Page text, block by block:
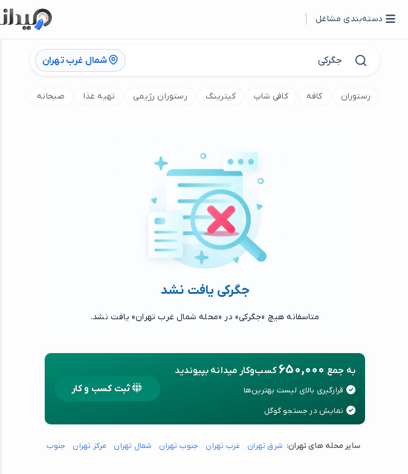
دسته‌بندی مشاغل
شمال غرب تهران
رستوران کافه کافی شاپ کیترینگ رستوران رژیمی تهیه غذا صبحانه
جگرکی یافت نشد
متاسفانه هیچ «جگرکی» در «محله شمال غرب تهران» یافت نشد.
به جمع 650,000 کسب‌وکار میدانه بپیوندید
قرارگیری بالای لیست بهترین‌ها
نمایش در جستجو گوگل
ثبت کسب و کار
سایر محله های تهران: شرق تهران غرب تهران جنوب تهران شمال تهران مرکز تهران جنوب شرق تهران